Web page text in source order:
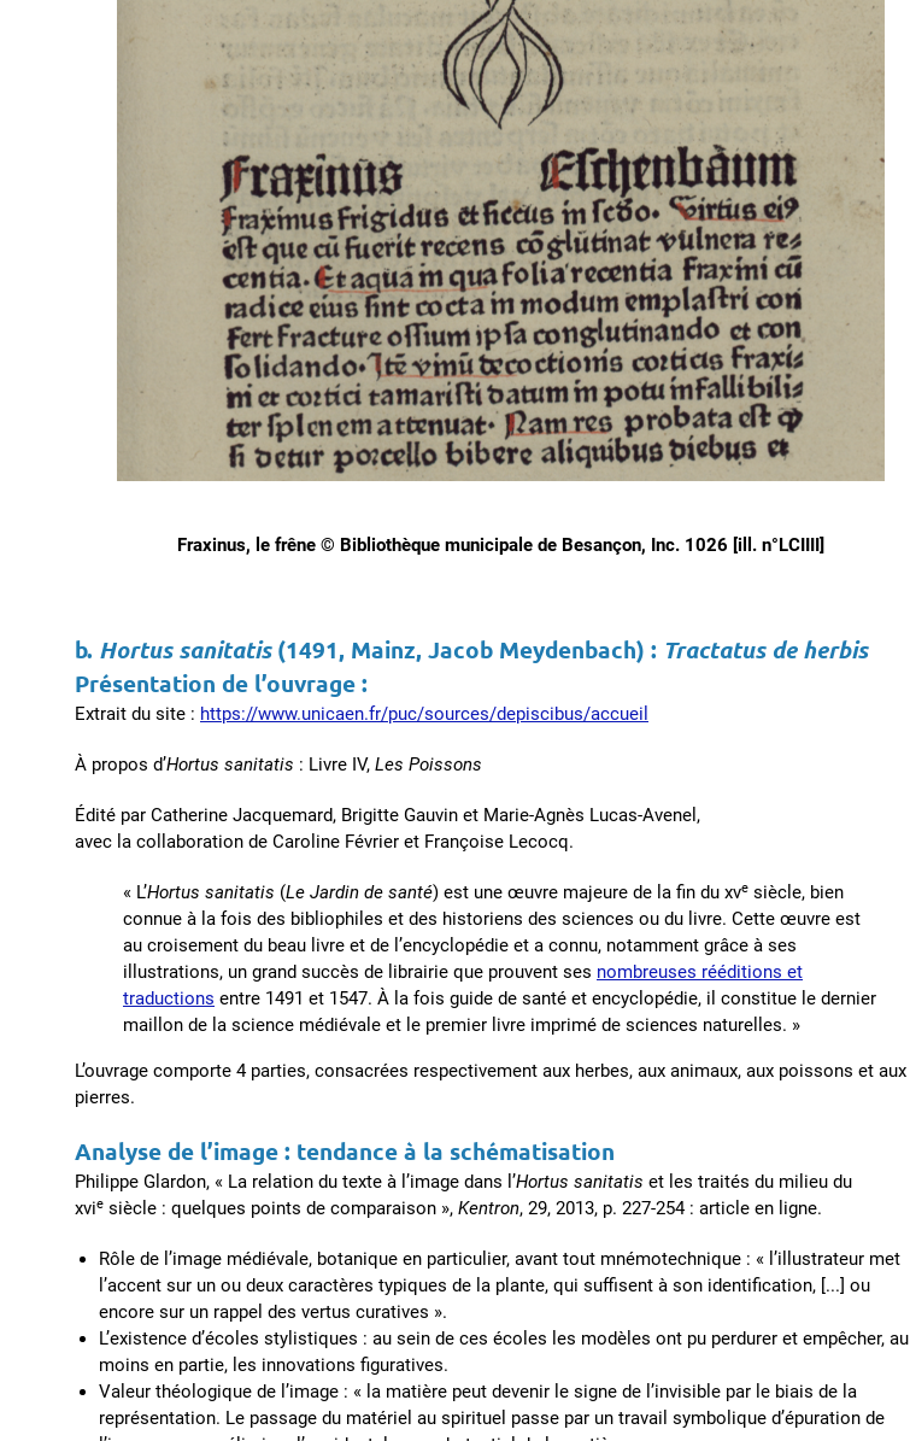
Fraxinus, le frêne © Bibliothèque municipale de Besançon, Inc. 1026 [ill. n°LCIIII]
b. Hortus sanitatis (1491, Mainz, Jacob Meydenbach) : Tractatus de herbis
Présentation de l’ouvrage :
Extrait du site : https://www.unicaen.fr/puc/sources/depiscibus/accueil
À propos d’Hortus sanitatis : Livre IV, Les Poissons
Édité par Catherine Jacquemard, Brigitte Gauvin et Marie-Agnès Lucas-Avenel,
avec la collaboration de Caroline Février et Françoise Lecocq.
« L’Hortus sanitatis (Le Jardin de santé) est une œuvre majeure de la fin du xve siècle, bien
connue à la fois des bibliophiles et des historiens des sciences ou du livre. Cette œuvre est
au croisement du beau livre et de l’encyclopédie et a connu, notamment grâce à ses
illustrations, un grand succès de librairie que prouvent ses nombreuses rééditions et
traductions entre 1491 et 1547. À la fois guide de santé et encyclopédie, il constitue le dernier
maillon de la science médiévale et le premier livre imprimé de sciences naturelles. »
L’ouvrage comporte 4 parties, consacrées respectivement aux herbes, aux animaux, aux poissons et aux
pierres.
Analyse de l’image : tendance à la schématisation
Philippe Glardon, « La relation du texte à l’image dans l’Hortus sanitatis et les traités du milieu du
xvie siècle : quelques points de comparaison », Kentron, 29, 2013, p. 227-254 : article en ligne.
Rôle de l’image médiévale, botanique en particulier, avant tout mnémotechnique : « l’illustrateur met
l’accent sur un ou deux caractères typiques de la plante, qui suffisent à son identification, [...] ou
encore sur un rappel des vertus curatives ».
L’existence d’écoles stylistiques : au sein de ces écoles les modèles ont pu perdurer et empêcher, au
moins en partie, les innovations figuratives.
Valeur théologique de l’image : « la matière peut devenir le signe de l’invisible par le biais de la
représentation. Le passage du matériel au spirituel passe par un travail symbolique d’épuration de